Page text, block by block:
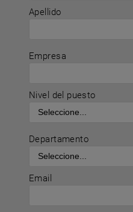
Apellido
Empresa
Nivel del puesto
Departamento
Email